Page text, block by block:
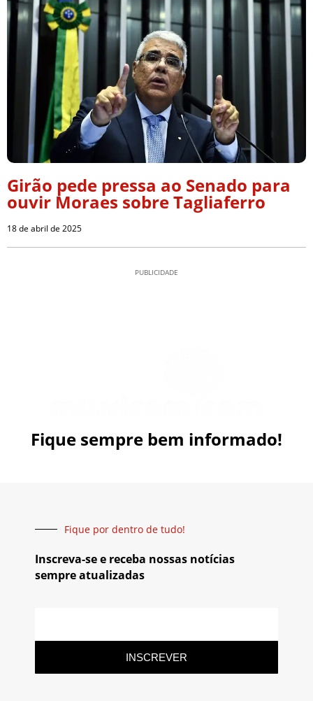
Girão pede pressa ao Senado para
ouvir Moraes sobre Tagliaferro
18 de abril de 2025
PUBLICIDADE
Fique sempre bem informado!
Fique por dentro de tudo!
Inscreva-se e receba nossas notícias
sempre atualizadas
INSCREVER